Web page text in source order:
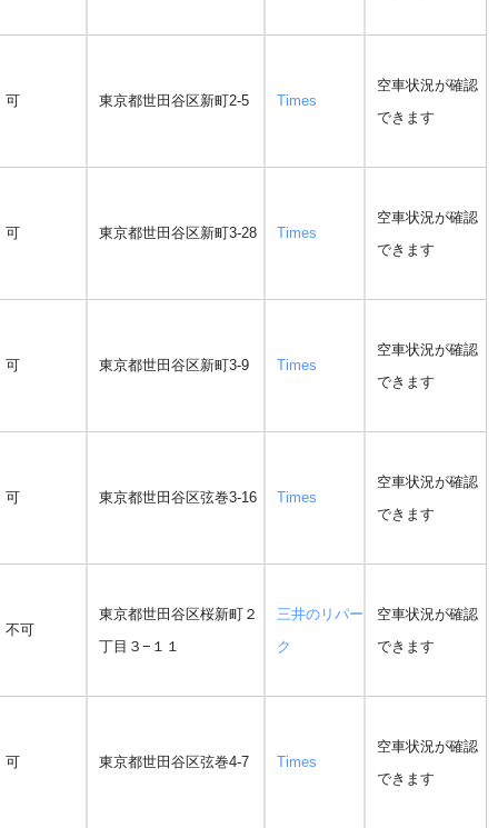
可 東京都世田谷区新町2-5 Times
空車状況が確認
できます
可 東京都世田谷区新町3-28 Times
空車状況が確認
できます
可 東京都世田谷区新町3-9 Times
空車状況が確認
できます
可 東京都世田谷区弦巻3-16 Times
空車状況が確認
できます
不可
東京都世田谷区桜新町２
丁目３−１１
三井のリパー
ク
空車状況が確認
できます
可 東京都世田谷区弦巻4-7 Times
空車状況が確認
できます